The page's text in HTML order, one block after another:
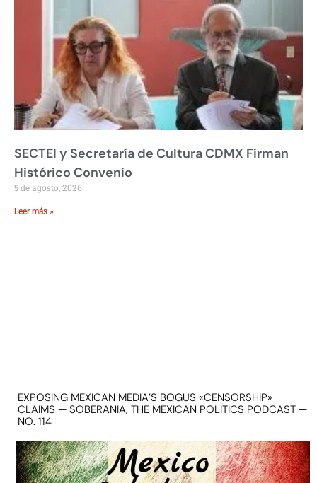
SECTEI y Secretaría de Cultura CDMX Firman
Histórico Convenio
5 de agosto, 2026
Leer más »
EXPOSING MEXICAN MEDIA’S BOGUS «CENSORSHIP»
CLAIMS — SOBERANIA, THE MEXICAN POLITICS PODCAST —
NO. 114